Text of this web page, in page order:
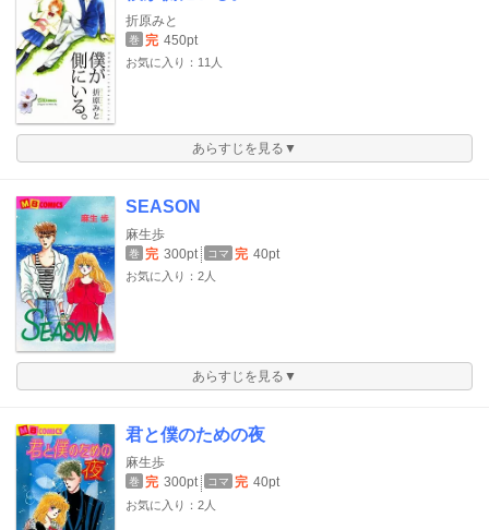
折原みと
巻 完 450pt
お気に入り：11人
あらすじを見る▼
SEASON
麻生歩
巻 完 300pt コマ 完 40pt
お気に入り：2人
あらすじを見る▼
君と僕のための夜
麻生歩
巻 完 300pt コマ 完 40pt
お気に入り：2人